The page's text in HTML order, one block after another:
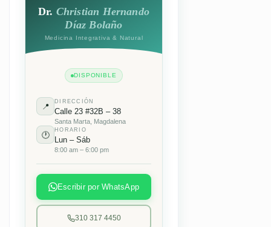
Dr. Christian Hernando
Díaz Bolaño
Medicina Integrativa & Natural
DISPONIBLE
📍
DIRECCIÓN
Calle 23 #32B – 38
Santa Marta, Magdalena
🕐
HORARIO
Lun – Sáb
8:00 am – 6:00 pm
Escribir por WhatsApp
310 317 4450